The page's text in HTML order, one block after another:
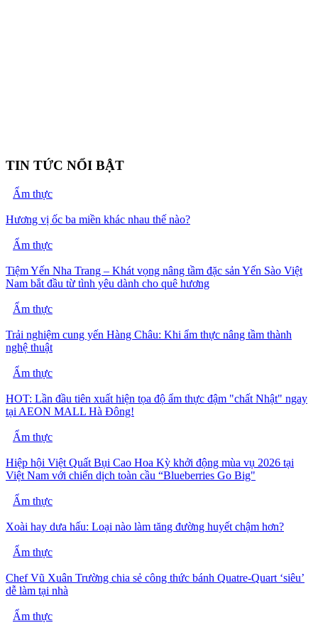
TIN TỨC NỔI BẬT
Ẩm thực
Hương vị ốc ba miền khác nhau thế nào?
Ẩm thực
Tiệm Yến Nha Trang – Khát vọng nâng tầm đặc sản Yến Sào Việt
Nam bắt đầu từ tình yêu dành cho quê hương
Ẩm thực
Trải nghiệm cung yến Hàng Châu: Khi ẩm thực nâng tầm thành
nghệ thuật
Ẩm thực
HOT: Lần đầu tiên xuất hiện tọa độ ẩm thực đậm "chất Nhật" ngay
tại AEON MALL Hà Đông!
Ẩm thực
Hiệp hội Việt Quất Bụi Cao Hoa Kỳ khởi động mùa vụ 2026 tại
Việt Nam với chiến dịch toàn cầu “Blueberries Go Big"
Ẩm thực
Xoài hay dưa hấu: Loại nào làm tăng đường huyết chậm hơn?
Ẩm thực
Chef Vũ Xuân Trường chia sẻ công thức bánh Quatre-Quart ‘siêu’
dễ làm tại nhà
Ẩm thực